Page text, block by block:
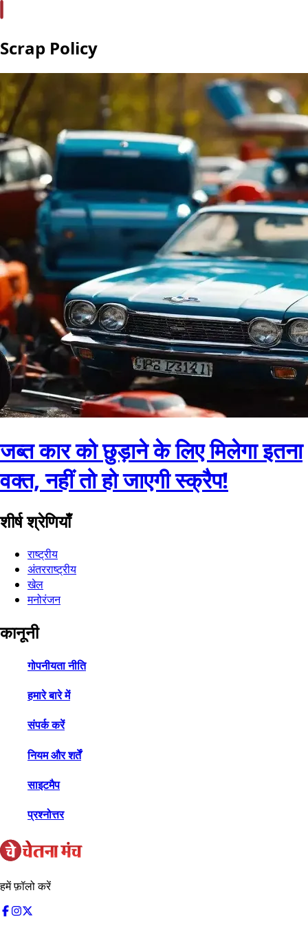
Scrap Policy
जब्त कार को छुड़ाने के लिए मिलेगा इतना
वक्त, नहीं तो हो जाएगी स्क्रैप!
शीर्ष श्रेणियाँ
राष्ट्रीय
अंतरराष्ट्रीय
खेल
मनोरंजन
कानूनी
गोपनीयता नीति
हमारे बारे में
संपर्क करें
नियम और शर्तें
साइटमैप
प्रश्नोत्तर
हमें फ़ॉलो करें